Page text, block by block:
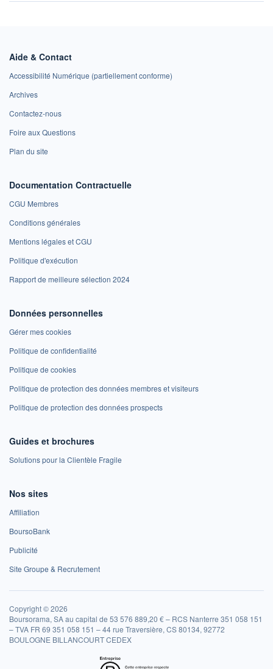
Aide & Contact
Accessibilité Numérique (partiellement conforme)
Archives
Contactez-nous
Foire aux Questions
Plan du site
Documentation Contractuelle
CGU Membres
Conditions générales
Mentions légales et CGU
Politique d'exécution
Rapport de meilleure sélection 2024
Données personnelles
Gérer mes cookies
Politique de confidentialité
Politique de cookies
Politique de protection des données membres et visiteurs
Politique de protection des données prospects
Guides et brochures
Solutions pour la Clientèle Fragile
Nos sites
Affiliation
BoursoBank
Publicité
Site Groupe & Recrutement
Copyright © 2026
Boursorama, SA au capital de 53 576 889,20 € – RCS Nanterre 351 058 151
– TVA FR 69 351 058 151 – 44 rue Traversière, CS 80134, 92772
BOULOGNE BILLANCOURT CEDEX